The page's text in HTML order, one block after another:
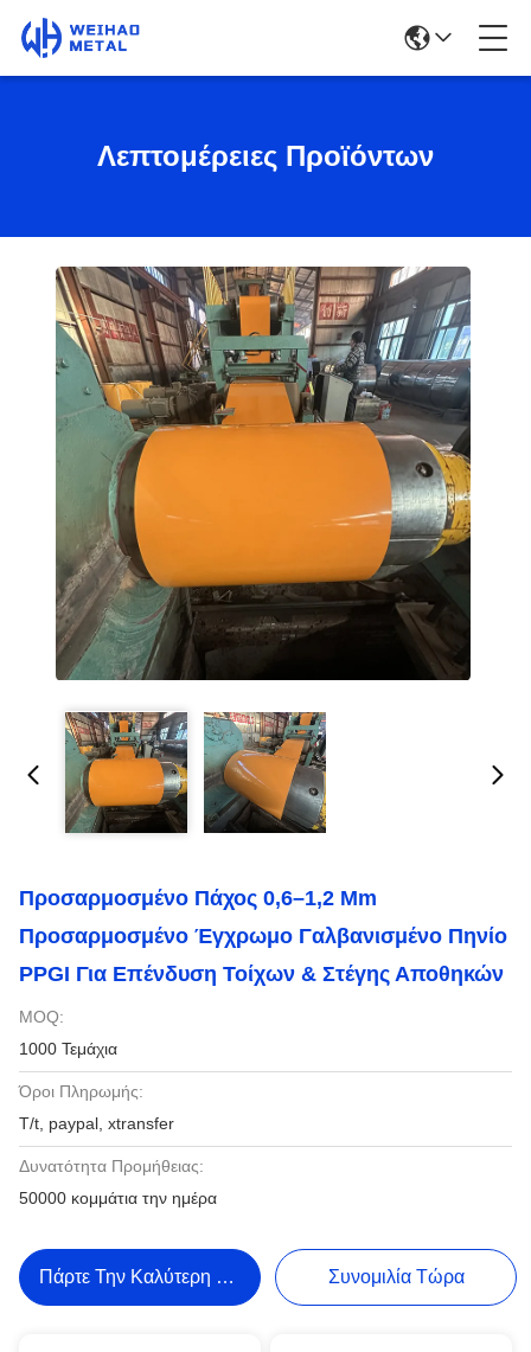
Λεπτομέρειες Προϊόντων
Προσαρμοσμένο Πάχος 0,6–1,2 Mm
Προσαρμοσμένο Έγχρωμο Γαλβανισμένο Πηνίο
PPGI Για Επένδυση Τοίχων & Στέγης Αποθηκών
MOQ:
1000 Τεμάχια
Όροι Πληρωμής:
T/t, paypal, xtransfer
Δυνατότητα Προμήθειας:
50000 κομμάτια την ημέρα
Πάρτε Την Καλύτερη Τιμή Συνομιλία Τώρα